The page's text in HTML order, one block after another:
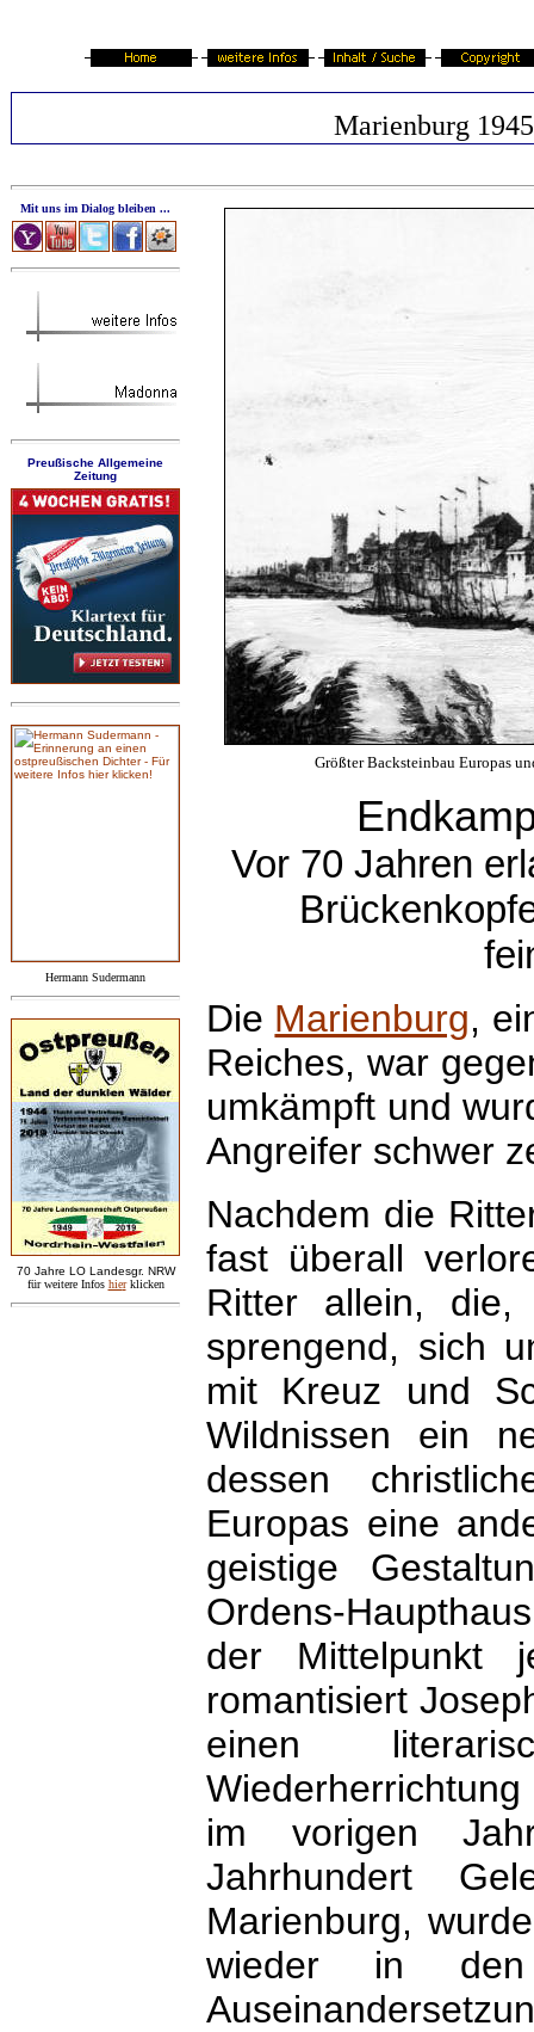
Marienburg 1945
Mit uns im Dialog bleiben ...
Preußische Allgemeine
Zeitung
Hermann Sudermann
70 Jahre LO Landesgr. NRW
für weitere Infos hier klicken
Größter Backsteinbau Europas
Vor 70 Jahren
Die Marienburg,
Reiches, war
umkämpft und
Angreifer schwer
Nachdem die
fast überall
Ritter allein, die,
sprengend, sich
mit Kreuz und
Wildnissen ein
dessen
Europas eine
geistige
Ordens-
der Mittelpunkt
romantisiert
einen
im vorigen
Jahrhundert
Marienburg,
wieder in den